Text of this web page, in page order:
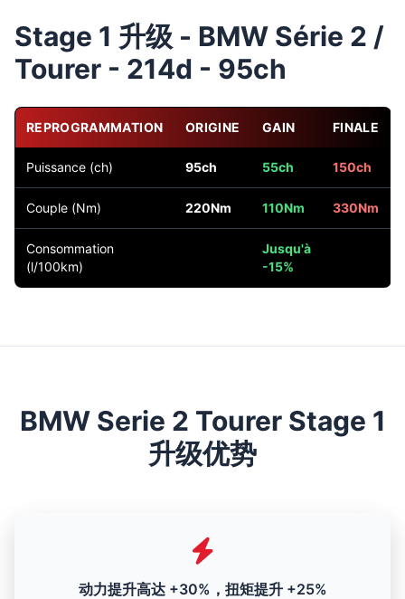
Stage 1 升级 - BMW Série 2 /
Tourer - 214d - 95ch
REPROGRAMMATION ORIGINE GAIN FINALE
Puissance (ch) 95ch 55ch 150ch
Couple (Nm) 220Nm 110Nm 330Nm
Consommation
(l/100km)
Jusqu'à
-15%
BMW Serie 2 Tourer Stage 1
升级优势
动力提升高达 +30%，扭矩提升 +25%